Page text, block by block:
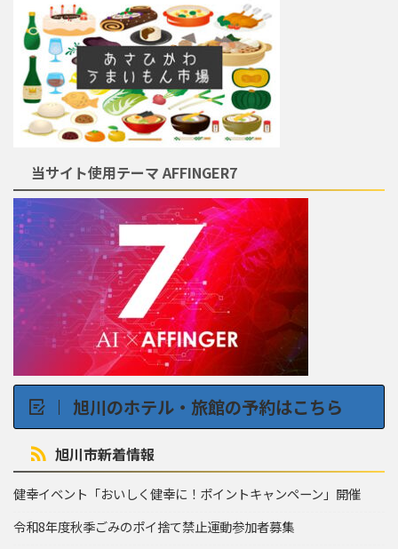
当サイト使用テーマ AFFINGER7
旭川のホテル・旅館の予約はこちら
旭川市新着情報
健幸イベント「おいしく健幸に！ポイントキャンペーン」開催
令和8年度秋季ごみのポイ捨て禁止運動参加者募集